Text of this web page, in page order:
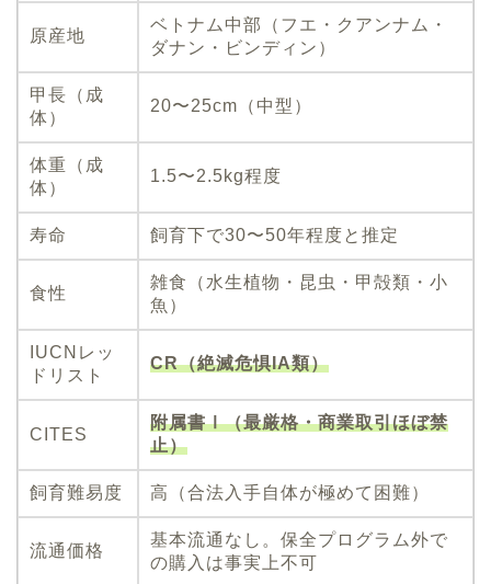
原産地
ベトナム中部（フエ・クアンナム・
ダナン・ビンディン）
甲長（成
体）
20〜25cm（中型）
体重（成
体）
1.5〜2.5kg程度
寿命 飼育下で30〜50年程度と推定
食性
雑食（水生植物・昆虫・甲殻類・小
魚）
IUCNレッ
ドリスト
CR（絶滅危惧IA類）
CITES
附属書Ⅰ（最厳格・商業取引ほぼ禁
止）
飼育難易度 高（合法入手自体が極めて困難）
流通価格
基本流通なし。保全プログラム外で
の購入は事実上不可